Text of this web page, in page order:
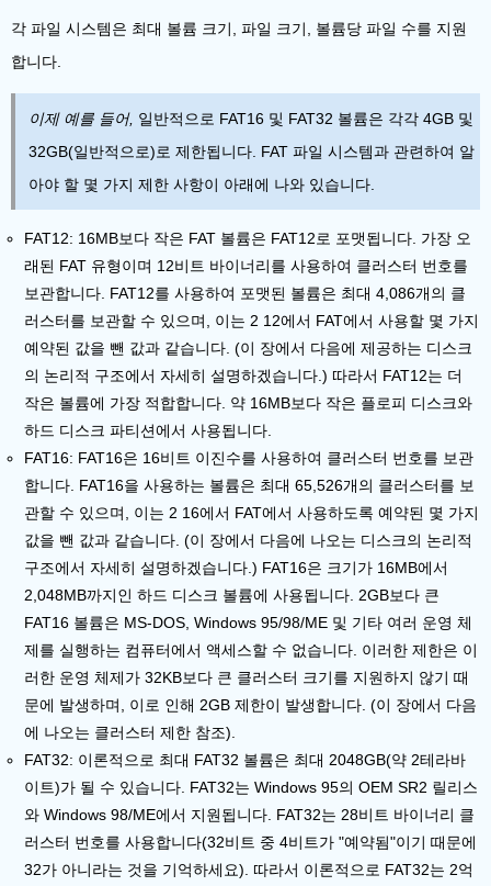
각 파일 시스템은 최대 볼륨 크기, 파일 크기, 볼륨당 파일 수를 지원
합니다.
이제 예를 들어, 일반적으로 FAT16 및 FAT32 볼륨은 각각 4GB 및
32GB(일반적으로)로 제한됩니다. FAT 파일 시스템과 관련하여 알
아야 할 몇 가지 제한 사항이 아래에 나와 있습니다.
FAT12: 16MB보다 작은 FAT 볼륨은 FAT12로 포맷됩니다. 가장 오
래된 FAT 유형이며 12비트 바이너리를 사용하여 클러스터 번호를
보관합니다. FAT12를 사용하여 포맷된 볼륨은 최대 4,086개의 클
러스터를 보관할 수 있으며, 이는 2 12에서 FAT에서 사용할 몇 가지
예약된 값을 뺀 값과 같습니다. (이 장에서 다음에 제공하는 디스크
의 논리적 구조에서 자세히 설명하겠습니다.) 따라서 FAT12는 더
작은 볼륨에 가장 적합합니다. 약 16MB보다 작은 플로피 디스크와
하드 디스크 파티션에서 사용됩니다.
FAT16: FAT16은 16비트 이진수를 사용하여 클러스터 번호를 보관
합니다. FAT16을 사용하는 볼륨은 최대 65,526개의 클러스터를 보
관할 수 있으며, 이는 2 16에서 FAT에서 사용하도록 예약된 몇 가지
값을 뺀 값과 같습니다. (이 장에서 다음에 나오는 디스크의 논리적
구조에서 자세히 설명하겠습니다.) FAT16은 크기가 16MB에서
2,048MB까지인 하드 디스크 볼륨에 사용됩니다. 2GB보다 큰
FAT16 볼륨은 MS-DOS, Windows 95/98/ME 및 기타 여러 운영 체
제를 실행하는 컴퓨터에서 액세스할 수 없습니다. 이러한 제한은 이
러한 운영 체제가 32KB보다 큰 클러스터 크기를 지원하지 않기 때
문에 발생하며, 이로 인해 2GB 제한이 발생합니다. (이 장에서 다음
에 나오는 클러스터 제한 참조).
FAT32: 이론적으로 최대 FAT32 볼륨은 최대 2048GB(약 2테라바
이트)가 될 수 있습니다. FAT32는 Windows 95의 OEM SR2 릴리스
와 Windows 98/ME에서 지원됩니다. FAT32는 28비트 바이너리 클
러스터 번호를 사용합니다(32비트 중 4비트가 "예약됨"이기 때문에
32가 아니라는 것을 기억하세요). 따라서 이론적으로 FAT32는 2억